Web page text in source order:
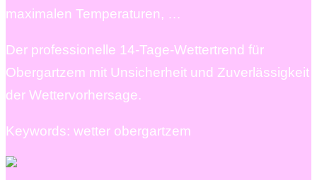
maximalen Temperaturen, …
Der professionelle 14-Tage-Wettertrend für
Obergartzem mit Unsicherheit und Zuverlässigkeit
der Wettervorhersage.
Keywords: wetter obergartzem